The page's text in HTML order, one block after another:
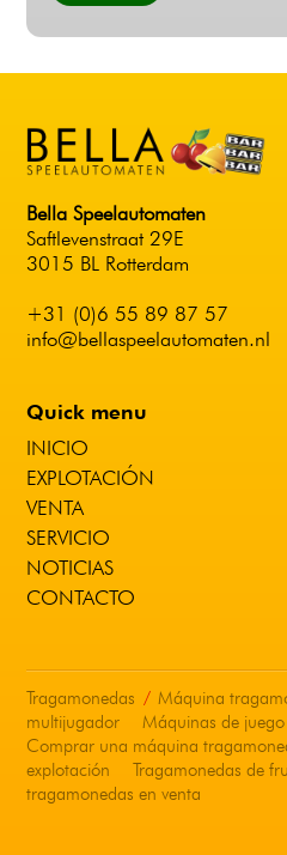
Bella Speelautomaten
Saftlevenstraat 29E
3015 BL Rotterdam
+31 (0)6 55 89 87 57
info@bellaspeelautomaten.nl
Quick menu
INICIO
EXPLOTACIÓN
VENTA
SERVICIO
NOTICIAS
CONTACTO
Tragamonedas Máquina
multijugador
Máquinas de juego
Comprar una máquina
explotación
Tragamonedas de
tragamonedas en venta